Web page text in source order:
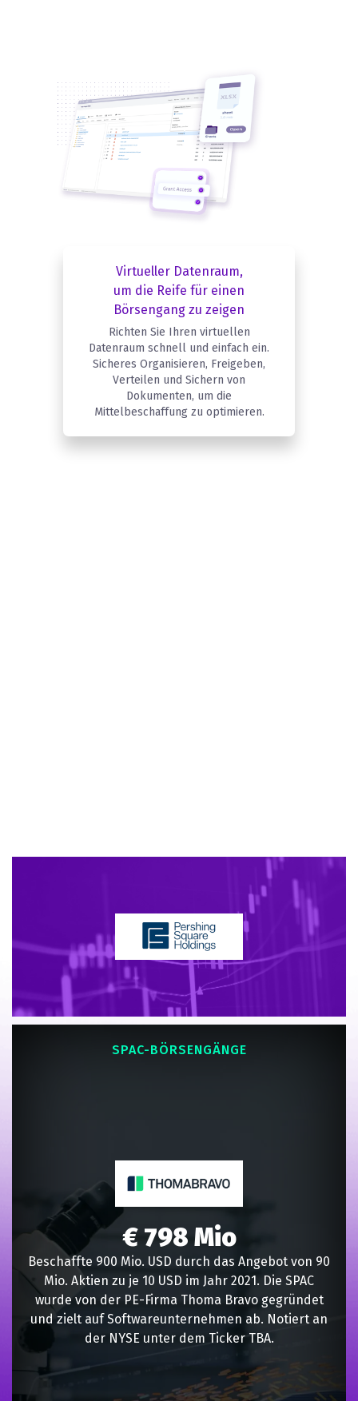
Virtueller Datenraum,
um die Reife für einen
Börsengang zu zeigen
Richten Sie Ihren virtuellen
Datenraum schnell und einfach ein.
Sicheres Organisieren, Freigeben,
Verteilen und Sichern von
Dokumenten, um die
Mittelbeschaffung zu optimieren.
SPAC-BÖRSENGÄNGE
€ 798 Mio
Beschaffte 900 Mio. USD durch das Angebot von 90
Mio. Aktien zu je 10 USD im Jahr 2021. Die SPAC
wurde von der PE-Firma Thoma Bravo gegründet
und zielt auf Softwareunternehmen ab. Notiert an
der NYSE unter dem Ticker TBA.